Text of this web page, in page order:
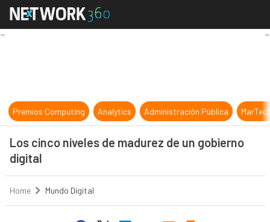
Los cinco niveles de madurez de
Premios Computing Analytics Administración Pública
Los cinco niveles de madurez de un gobierno
digital
Home Mundo Digital